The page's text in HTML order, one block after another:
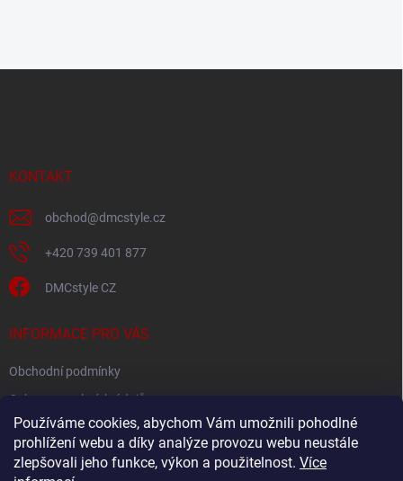
Používáme cookies, abychom Vám umožnili pohodlné
prohlížení webu a díky analýze provozu webu neustále
zlepšovali jeho funkce, výkon a použitelnost. Více
KONTAKT
obchod@dmcstyle.cz
+420 739 401 877
DMCstyle CZ
INFORMACE PRO VÁS
Obchodní podmínky
Ochrana osobních údajů
FACEBOOK